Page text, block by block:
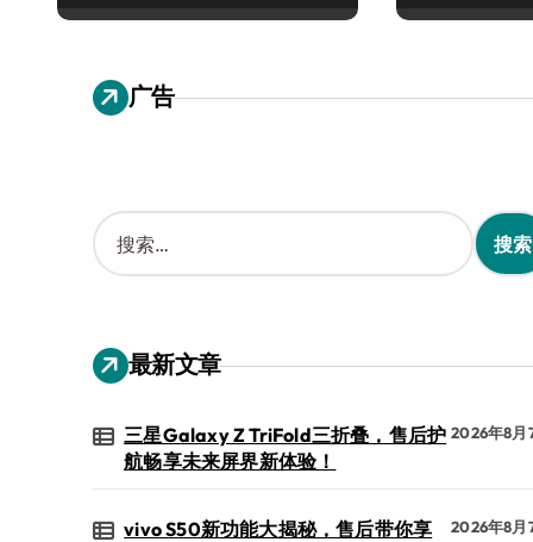
广告
搜
索
：
最新文章
三星Galaxy Z TriFold三折叠，售后护
航畅享未来屏界新体验！
2026年8月
vivo S50新功能大揭秘，售后带你享
2026年8月